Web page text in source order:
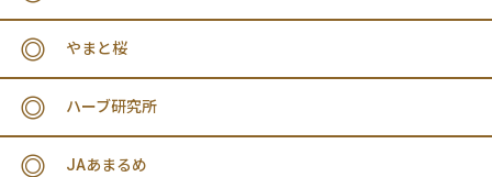
やまと桜
ハーブ研究所
JAあまるめ